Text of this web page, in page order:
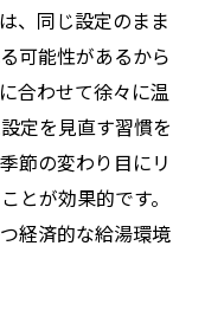
、同じ設定のまま
可能性があるから
合わせて徐々に温
定を見直す習慣を
節の変わり目にリ
とが効果的です。
経済的な給湯環境